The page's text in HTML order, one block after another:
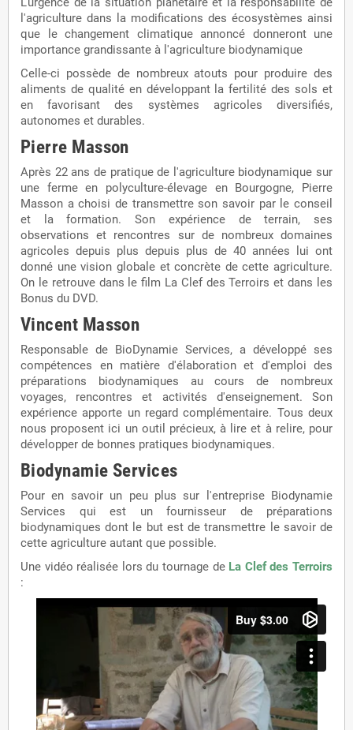
l'agriculture dans la modifications des écosystèmes ainsi
que le changement climatique annoncé donneront une
importance grandissante à l'agriculture biodynamique
Celle-ci possède de nombreux atouts pour produire des
aliments de qualité en développant la fertilité des sols et
en favorisant des systèmes agricoles diversifiés,
autonomes et durables.
Pierre Masson
Après 22 ans de pratique de l'agriculture biodynamique sur
une ferme en polyculture-élevage en Bourgogne, Pierre
Masson a choisi de transmettre son savoir par le conseil
et la formation. Son expérience de terrain, ses
observations et rencontres sur de nombreux domaines
agricoles depuis plus depuis plus de 40 années lui ont
donné une vision globale et concrète de cette agriculture.
On le retrouve dans le film La Clef des Terroirs et dans les
Bonus du DVD.
Vincent Masson
Responsable de BioDynamie Services, a développé ses
compétences en matière d'élaboration et d'emploi des
préparations biodynamiques au cours de nombreux
voyages, rencontres et activités d'enseignement. Son
expérience apporte un regard complémentaire. Tous deux
nous proposent ici un outil précieux, à lire et à relire, pour
développer de bonnes pratiques biodynamiques.
Biodynamie Services
Pour en savoir un peu plus sur l'entreprise Biodynamie
Services qui est un fournisseur de préparations
biodynamiques dont le but est de transmettre le savoir de
cette agriculture autant que possible.
Une vidéo réalisée lors du tournage de La Clef des Terroirs
: